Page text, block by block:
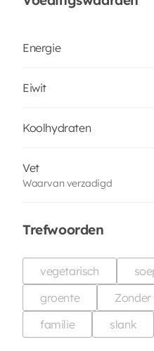
Energie
Eiwit
Koolhydraten
Vet
Waarvan verzadigd
Trefwoorden
vegetarisch
groente
Zonder
familie
slank